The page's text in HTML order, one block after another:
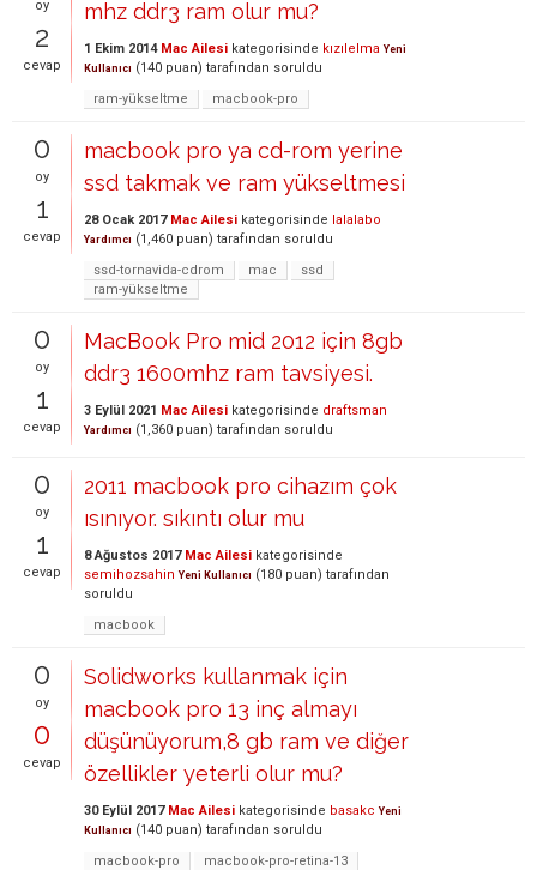
oy
2
cevap
mhz ddr3 ram olur mu?
1 Ekim 2014 Mac Ailesi kategorisinde kızılelma Yeni
Kullanıcı (140 puan) tarafından soruldu
ram-yükseltme
macbook-pro
0
oy
1
cevap
macbook pro ya cd-rom yerine
ssd takmak ve ram yükseltmesi
28 Ocak 2017 Mac Ailesi kategorisinde lalalabo
Yardımcı (1,460 puan) tarafından soruldu
ssd-tornavida-cdrom
mac
ssd
ram-yükseltme
0
oy
1
cevap
MacBook Pro mid 2012 için 8gb
ddr3 1600mhz ram tavsiyesi.
3 Eylül 2021 Mac Ailesi kategorisinde draftsman
Yardımcı (1,360 puan) tarafından soruldu
0
oy
1
cevap
2011 macbook pro cihazım çok
ısınıyor. sıkıntı olur mu
8 Ağustos 2017 Mac Ailesi kategorisinde
semihozsahin Yeni Kullanıcı (180 puan) tarafından
soruldu
macbook
0
oy
0
cevap
Solidworks kullanmak için
macbook pro 13 inç almayı
düşünüyorum,8 gb ram ve diğer
özellikler yeterli olur mu?
30 Eylül 2017 Mac Ailesi kategorisinde basakc Yeni
Kullanıcı (140 puan) tarafından soruldu
macbook-pro
macbook-pro-retina-13